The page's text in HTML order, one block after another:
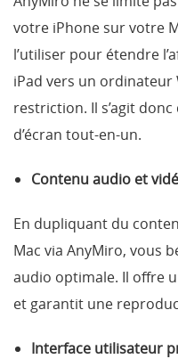
votre iPhone sur votre
l’utiliser pour étendre
iPad vers un ordinateur
restriction. Il s’agit
d’écran tout-en-un.
Contenu audio et
En dupliquant du
Mac via AnyMiro, vous
audio optimale. Il offre
et garantit une
Interface utilisateur